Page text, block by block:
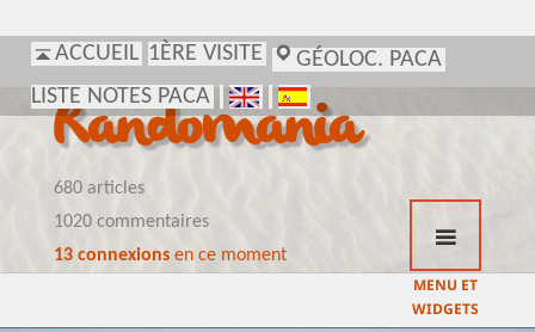
ACCUEIL 1ÈRE VISITE
GÉOLOC. PACA
LISTE NOTES PACA
Randomania
680 articles
1020 commentaires
13 connexionsen ce moment
MENU ET
WIDGETS